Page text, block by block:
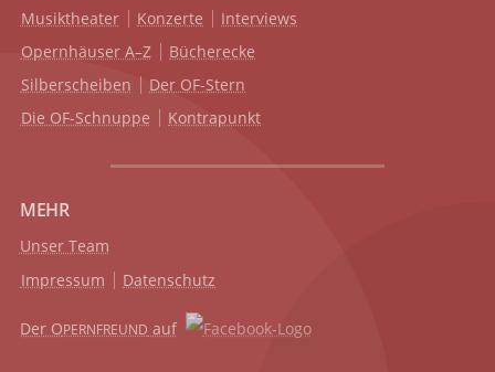
Musiktheater Konzerte
Interviews
Opernhäuser A–Z
Bücherecke
Silberscheiben
Der OF-Stern
Die OF-Schnuppe
Kontrapunkt
MEHR
Unser Team
Impressum
Datenschutz
Der OPERNFREUND auf